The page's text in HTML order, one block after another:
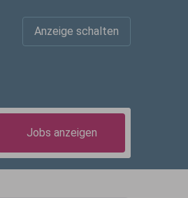
Anzeige schalten
Jobs anzeigen